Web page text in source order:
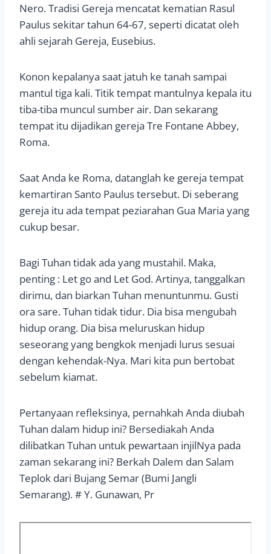
Nero. Tradisi Gereja mencatat kematian Rasul
Paulus sekitar tahun 64-67, seperti dicatat oleh
ahli sejarah Gereja, Eusebius.
Konon kepalanya saat jatuh ke tanah sampai
mantul tiga kali. Titik tempat mantulnya kepala itu
tiba-tiba muncul sumber air. Dan sekarang
tempat itu dijadikan gereja Tre Fontane Abbey,
Roma.
Saat Anda ke Roma, datanglah ke gereja tempat
kemartiran Santo Paulus tersebut. Di seberang
gereja itu ada tempat peziarahan Gua Maria yang
cukup besar.
Bagi Tuhan tidak ada yang mustahil. Maka,
penting : Let go and Let God. Artinya, tanggalkan
dirimu, dan biarkan Tuhan menuntunmu. Gusti
ora sare. Tuhan tidak tidur. Dia bisa mengubah
hidup orang. Dia bisa meluruskan hidup
seseorang yang bengkok menjadi lurus sesuai
dengan kehendak-Nya. Mari kita pun bertobat
sebelum kiamat.
Pertanyaan refleksinya, pernahkah Anda diubah
Tuhan dalam hidup ini? Bersediakah Anda
dilibatkan Tuhan untuk pewartaan injilNya pada
zaman sekarang ini? Berkah Dalem dan Salam
Teplok dari Bujang Semar (Bumi Jangli
Semarang). # Y. Gunawan, Pr